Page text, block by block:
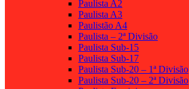
Paulista A2
Paulista A3
Paulistão A4
Paulista – 2ª Divisão
Paulista Sub-15
Paulista Sub-17
Paulista Sub-20 – 1ª Divisão
Paulista Sub-20 – 2ª Divisão